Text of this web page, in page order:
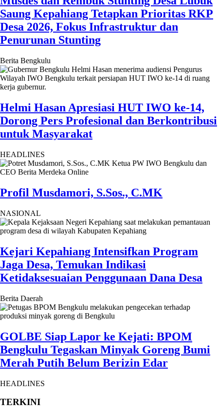
Saung Kepahiang Tetapkan Prioritas RKP
Desa 2026, Fokus Infrastruktur dan
Penurunan Stunting
Berita Bengkulu
Helmi Hasan Apresiasi HUT IWO ke-14,
Dorong Pers Profesional dan Berkontribusi
untuk Masyarakat
HEADLINES
Profil Musdamori, S.Sos., C.MK
NASIONAL
Kejari Kepahiang Intensifkan Program
Jaga Desa, Temukan Indikasi
Ketidaksesuaian Penggunaan Dana Desa
Berita Daerah
GOLBE Siap Lapor ke Kejati: BPOM
Bengkulu Tegaskan Minyak Goreng Bumi
Merah Putih Belum Berizin Edar
HEADLINES
TERKINI